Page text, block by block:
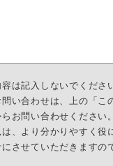
は記入しないでくださ
い合わせは、上の「こ
お問い合わせください。
、より分かりやすく役
させていただきますの